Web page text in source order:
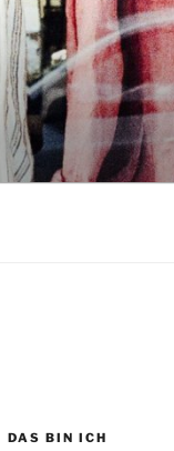
DAS BIN ICH